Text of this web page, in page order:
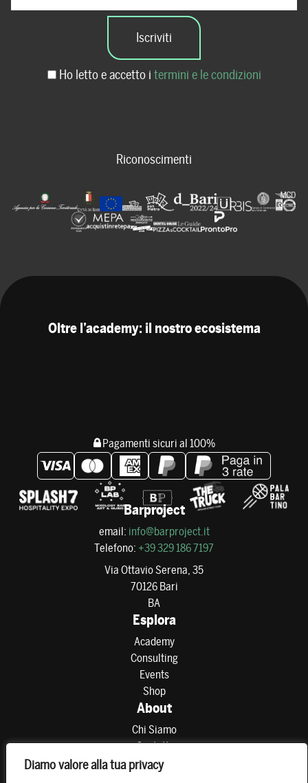
Diamo valore alla tua privacy
Ho letto e accetto i termini e le condizioni
Riconoscimenti
Oltre l’academy: il nostro ecosistema
Pagamenti sicuri al 100%
Barproject
email: info@barproject.it
Telefono: +39 329 186 7197
Via Ottavio Serena, 35
70126 Bari
BA
Esplora
Academy
Consulting
Events
Shop
About
Chi Siamo
Contatti
Partner